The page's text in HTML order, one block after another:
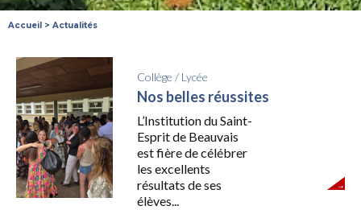
Accueil > Actualités
Collège / Lycée
Nos belles réussites
L’Institution du Saint-
Esprit de Beauvais
est fière de célébrer
les excellents
résultats de ses
élèves...